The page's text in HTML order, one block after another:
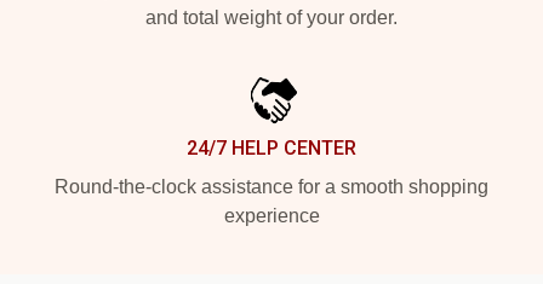
and total weight of your order.
24/7 HELP CENTER
Round-the-clock assistance for a smooth shopping
experience